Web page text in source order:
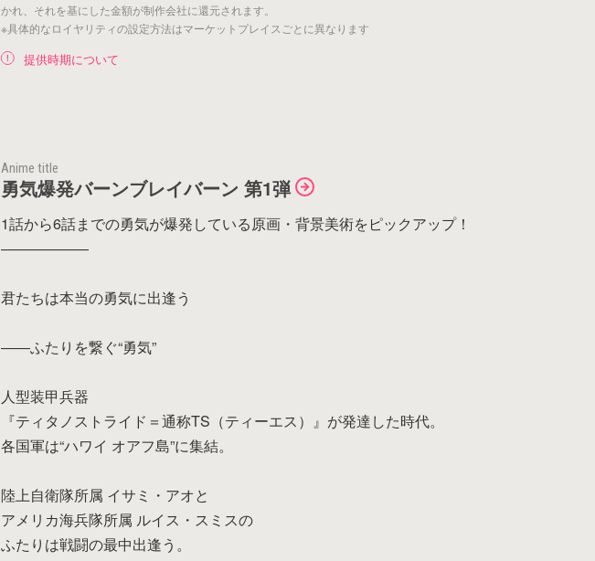
アイテムがありません。
かれ、それを基にした金額が制作会社に還元されます。
※具体的なロイヤリティの設定方法はマーケットプレイスごとに異なります
提供時期について
Anime title
勇気爆発バーンブレイバーン 第1弾
1話から6話までの勇気が爆発している原画・背景美術をピックアップ！
――――――
君たちは本当の勇気に出逢う
――ふたりを繋ぐ“勇気”
人型装甲兵器
『ティタノストライド＝通称TS（ティーエス）』が発達した時代。
各国軍は“ハワイ オアフ島”に集結。
陸上自衛隊所属 イサミ・アオと
アメリカ海兵隊所属 ルイス・スミスの
ふたりは戦闘の最中出逢う。